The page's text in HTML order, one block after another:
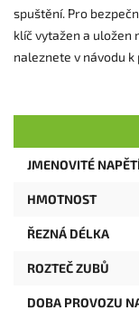
spuštění. Pro
klíč vytažen a uložen
naleznete v návodu k
JMENOVITÉ
HMOTNOST
ŘEZNÁ DÉLKA
ROZTEČ ZUBŮ
DOBA PROVOZU